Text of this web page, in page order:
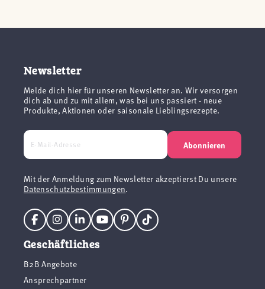
Newsletter
Melde dich hier für unseren Newsletter an. Wir versorgen
dich ab und zu mit allem, was bei uns passiert - neue
Produkte, Aktionen oder saisonale Lieblingsrezepte.
Abonnieren
Mit der Anmeldung zum Newsletter akzeptierst Du unsere
Datenschutzbestimmungen.
Geschäftliches
B2B Angebote
Ansprechpartner